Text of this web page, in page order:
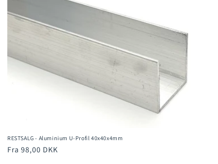
n
RESTSALG - Aluminium U-Profil 40x40x4mm
Normalpris
Fra 98,00 DKK